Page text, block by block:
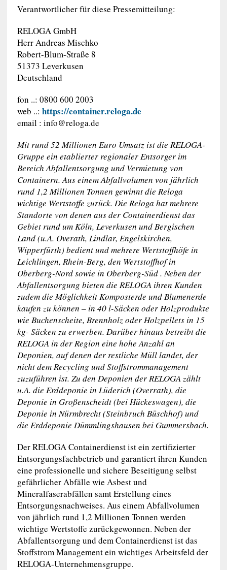
Verantwortlicher für diese Pressemitteilung:
RELOGA GmbH
Herr Andreas Mischko
Robert-Blum-Straße 8
51373 Leverkusen
Deutschland
fon ..: 0800 600 2003
web ..: https://container.reloga.de
email : info@reloga.de
Mit rund 52 Millionen Euro Umsatz ist die RELOGA-
Gruppe ein etablierter regionaler Entsorger im
Bereich Abfallentsorgung und Vermietung von
Containern. Aus einem Abfallvolumen von jährlich
rund 1,2 Millionen Tonnen gewinnt die Reloga
wichtige Wertstoffe zurück. Die Reloga hat mehrere
Standorte von denen aus der Containerdienst das
Gebiet rund um Köln, Leverkusen und Bergischen
Land (u.A. Overath, Lindlar, Engelskirchen,
Wipperfürth) bedient und mehrere Wertstoffhöfe in
Leichlingen, Rhein-Berg, den Wertstoffhof in
Oberberg-Nord sowie in Oberberg-Süd . Neben der
Abfallentsorgung bieten die RELOGA ihren Kunden
zudem die Möglichkeit Komposterde und Blumenerde
kaufen zu können – in 40 l-Säcken oder Holzprodukte
wie Buchenscheite, Brennholz oder Holzpellets in 15
kg- Säcken zu erwerben. Darüber hinaus betreibt die
RELOGA in der Region eine hohe Anzahl an
Deponien, auf denen der restliche Müll landet, der
nicht dem Recycling und Stoffstrommanagement
zuzuführen ist. Zu den Deponien der RELOGA zählt
u.A. die Erddeponie in Lüderich (Overrath), die
Deponie in Großenscheidt (bei Hückeswagen), die
Deponie in Nürmbrecht (Steinbruch Büschhof) und
die Erddeponie Dümmlingshausen bei Gummersbach.
Der RELOGA Containerdienst ist ein zertifizierter
Entsorgungsfachbetrieb und garantiert ihren Kunden
eine professionelle und sichere Beseitigung selbst
gefährlicher Abfälle wie Asbest und
Mineralfaserabfällen samt Erstellung eines
Entsorgungsnachweises. Aus einem Abfallvolumen
von jährlich rund 1,2 Millionen Tonnen werden
wichtige Wertstoffe zurückgewonnen. Neben der
Abfallentsorgung und dem Containerdienst ist das
Stoffstrom Management ein wichtiges Arbeitsfeld der
RELOGA-Unternehmensgruppe.